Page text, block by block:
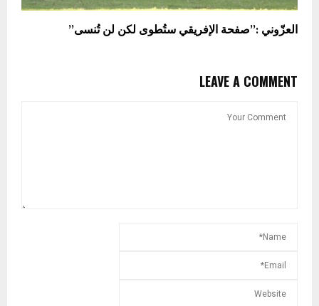
العزّوني :”صفحة الإفريقي ستُطوى لكن لن تُنسى”
LEAVE A COMMENT